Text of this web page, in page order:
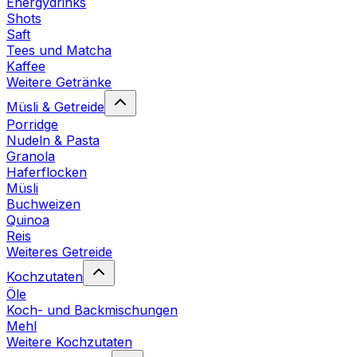
Shots
Saft
Tees und Matcha
Kaffee
Weitere Getränke
Müsli & Getreide
Porridge
Nudeln & Pasta
Granola
Haferflocken
Müsli
Buchweizen
Quinoa
Reis
Weiteres Getreide
Kochzutaten
Öle
Koch- und Backmischungen
Mehl
Weitere Kochzutaten